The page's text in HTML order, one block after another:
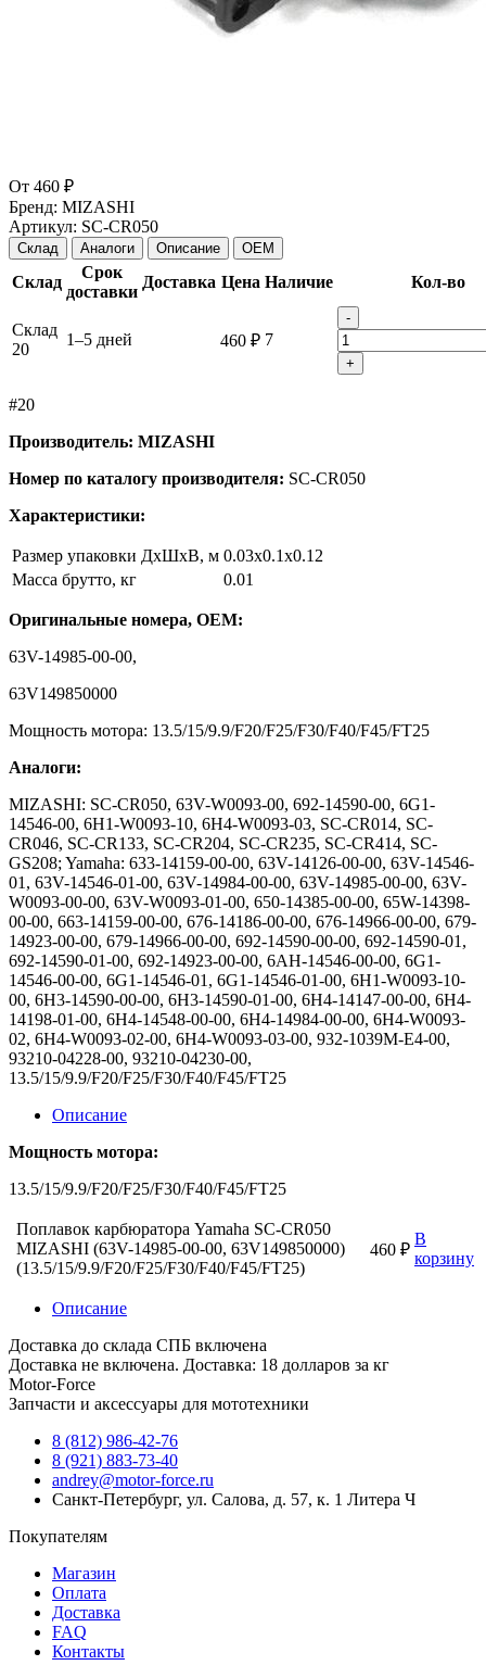
От 460 ₽
Бренд: MIZASHI
Артикул: SC-CR050
Склад Аналоги Описание OEM
Склад
Срок
доставки
Доставка Цена Наличие Кол-во
Склад
20
1–5 дней 460 ₽ 7
-
+
#20
Производитель: MIZASHI
Номер по каталогу производителя: SC-CR050
Характеристики:
Размер упаковки ДхШхВ, м 0.03x0.1x0.12
Масса брутто, кг
0.01
Оригинальные номера, OEM:
63V-14985-00-00,
63V149850000
Мощность мотора: 13.5/15/9.9/F20/F25/F30/F40/F45/FT25
Аналоги:
MIZASHI: SC-CR050, 63V-W0093-00, 692-14590-00, 6G1-
14546-00, 6H1-W0093-10, 6H4-W0093-03, SC-CR014, SC-
CR046, SC-CR133, SC-CR204, SC-CR235, SC-CR414, SC-
GS208; Yamaha: 633-14159-00-00, 63V-14126-00-00, 63V-14546-
01, 63V-14546-01-00, 63V-14984-00-00, 63V-14985-00-00, 63V-
W0093-00-00, 63V-W0093-01-00, 650-14385-00-00, 65W-14398-
00-00, 663-14159-00-00, 676-14186-00-00, 676-14966-00-00, 679-
14923-00-00, 679-14966-00-00, 692-14590-00-00, 692-14590-01,
692-14590-01-00, 692-14923-00-00, 6AH-14546-00-00, 6G1-
14546-00-00, 6G1-14546-01, 6G1-14546-01-00, 6H1-W0093-10-
00, 6H3-14590-00-00, 6H3-14590-01-00, 6H4-14147-00-00, 6H4-
14198-01-00, 6H4-14548-00-00, 6H4-14984-00-00, 6H4-W0093-
02, 6H4-W0093-02-00, 6H4-W0093-03-00, 932-1039M-E4-00,
93210-04228-00, 93210-04230-00,
13.5/15/9.9/F20/F25/F30/F40/F45/FT25
Описание
Мощность мотора:
13.5/15/9.9/F20/F25/F30/F40/F45/FT25
Поплавок карбюратора Yamaha SC-CR050
MIZASHI (63V-14985-00-00, 63V149850000)
(13.5/15/9.9/F20/F25/F30/F40/F45/FT25)
460 ₽
В
корзину
Описание
Доставка до склада СПБ включена
Доставка не включена. Доставка: 18 долларов за кг
Motor-Force
Запчасти и аксессуары для мототехники
8 (812) 986-42-76
8 (921) 883-73-40
andrey@motor-force.ru
Санкт-Петербург, ул. Салова, д. 57, к. 1 Литера Ч
Покупателям
Магазин
Оплата
Доставка
FAQ
Контакты